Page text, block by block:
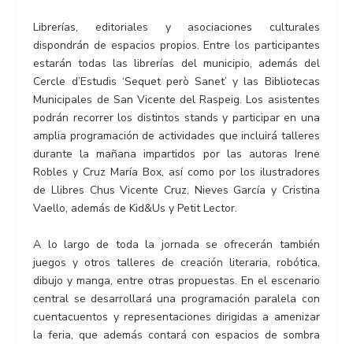
Librerías, editoriales y asociaciones culturales
dispondrán de espacios propios. Entre los participantes
estarán todas las librerías del municipio, además del
Cercle d’Estudis ‘Sequet però Sanet’ y las Bibliotecas
Municipales de San Vicente del Raspeig. Los asistentes
podrán recorrer los distintos stands y participar en una
amplia programación de actividades que incluirá talleres
durante la mañana impartidos por las autoras Irene
Robles y Cruz María Box, así como por los ilustradores
de Llibres Chus Vicente Cruz, Nieves García y Cristina
Vaello, además de Kid&Us y Petit Lector.
A lo largo de toda la jornada se ofrecerán también
juegos y otros talleres de creación literaria, robótica,
dibujo y manga, entre otras propuestas. En el escenario
central se desarrollará una programación paralela con
cuentacuentos y representaciones dirigidas a amenizar
la feria, que además contará con espacios de sombra